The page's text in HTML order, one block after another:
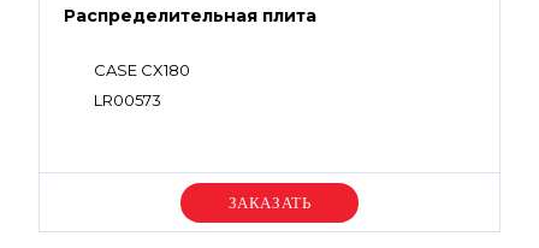
Распределительная плита
CASE CX180
LR00573
Уточняйте цену